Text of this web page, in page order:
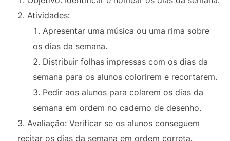
Atividades:
Apresentar uma música ou uma rima sobre
os dias da semana.
Distribuir folhas impressas com os dias da
semana para os alunos colorirem e recortarem.
Pedir aos alunos para colarem os dias da
semana em ordem no caderno de desenho.
Avaliação: Verificar se os alunos conseguem
recitar os dias da semana em ordem correta.